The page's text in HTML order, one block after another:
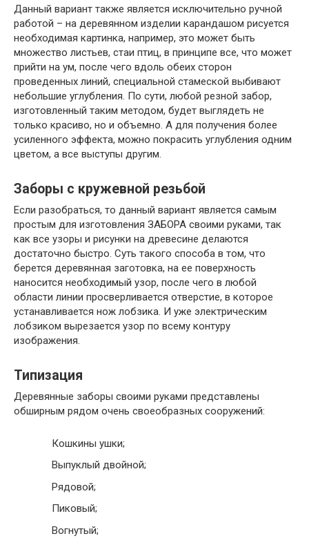
Данный вариант также является исключительно ручной
работой – на деревянном изделии карандашом рисуется
необходимая картинка, например, это может быть
множество листьев, стаи птиц, в принципе все, что может
прийти на ум, после чего вдоль обеих сторон
проведенных линий, специальной стамеской выбивают
небольшие углубления. По сути, любой резной забор,
изготовленный таким методом, будет выглядеть не
только красиво, но и объемно. А для получения более
усиленного эффекта, можно покрасить углубления одним
цветом, а все выступы другим.
Заборы с кружевной резьбой
Если разобраться, то данный вариант является самым
простым для изготовления ЗАБОРА своими руками, так
как все узоры и рисунки на древесине делаются
достаточно быстро. Суть такого способа в том, что
берется деревянная заготовка, на ее поверхность
наносится необходимый узор, после чего в любой
области линии просверливается отверстие, в которое
устанавливается нож лобзика. И уже электрическим
лобзиком вырезается узор по всему контуру
изображения.
Типизация
Деревянные заборы своими руками представлены
обширным рядом очень своеобразных сооружений:
Кошкины ушки;
Выпуклый двойной;
Рядовой;
Пиковый;
Вогнутый;